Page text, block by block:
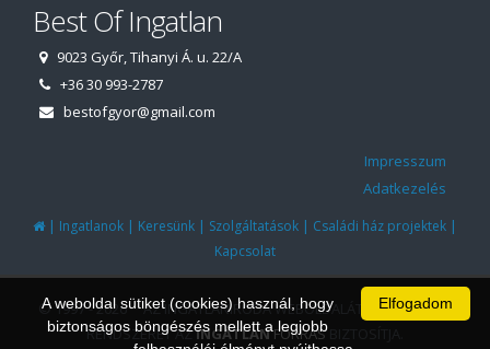
Best Of Ingatlan
9023 Győr, Tihanyi Á. u. 22/A
+36 30 993-2787
bestofgyor@gmail.com
Impresszum
Adatkezelés
| Ingatlanok | Keresünk | Szolgáltatások | Családi ház projektek |
Kapcsolat
© 1997 - 2026 AZ INGATLANIRODA WEBOLDALÁT ÉS ÜGYVITELI
RENDSZERÉT AZINGATLANFORRÁSBIZTOSÍTJA.
Elfogadom
A weboldal sütiket (cookies) használ, hogy
biztonságos böngészés mellett a legjobb